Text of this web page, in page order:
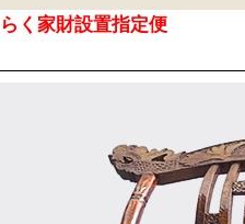
く家財設置指定便